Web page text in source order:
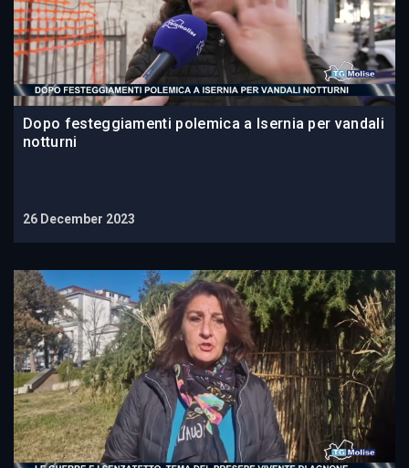
Dopo festeggiamenti polemica a Isernia per vandali
notturni
26 December 2023